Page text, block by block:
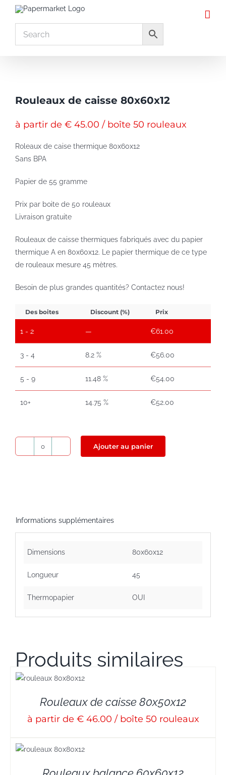
content
Rouleaux de caisse 80x60x12
à partir de € 45.00 / boîte 50 rouleaux
Roleaux de caise thermique 80x60x12
Sans BPA
Papier de 55 gramme
Prix par boite de 50 rouleaux
Livraison gratuite
Rouleaux de caisse thermiques fabriqués avec du papier
thermique A en 80x60x12. Le papier thermique de ce type
de rouleaux mesure 45 mètres.
Besoin de plus grandes quantités? Contactez nous!
Des boites Discount (%) Prix
1 - 2 — €61.00
3 - 4 8.2 % €56.00
5 - 9 11.48 % €54.00
10+ 14.75 % €52.00
quantité
Ajouter au panier
Informations supplémentaires
Dimensions 80x60x12
Longueur 45
Thermopapier OUI
Produits similaires
Rouleaux de caisse 80x50x12
à partir de € 46.00 / boîte 50 rouleaux